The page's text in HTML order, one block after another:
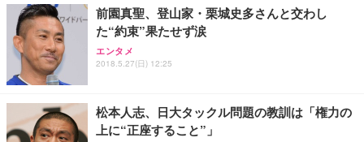
前園真聖、登山家・栗城史多さんと交わし
た“約束”果たせず涙
エンタメ
2018.5.27(日) 12:25
松本人志、日大タックル問題の教訓は「権力の
上に“正座すること”」